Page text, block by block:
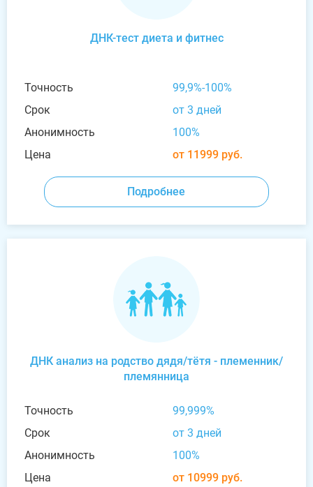
ДНК-тест диета и фитнес
Точность
99,9%-100%
Срок
от 3 дней
Анонимность
100%
Цена
от 11999 руб.
Подробнее
ДНК анализ на родство дядя/тётя - племенник/
племянница
Точность
99,999%
Срок
от 3 дней
Анонимность
100%
Цена
от 10999 руб.